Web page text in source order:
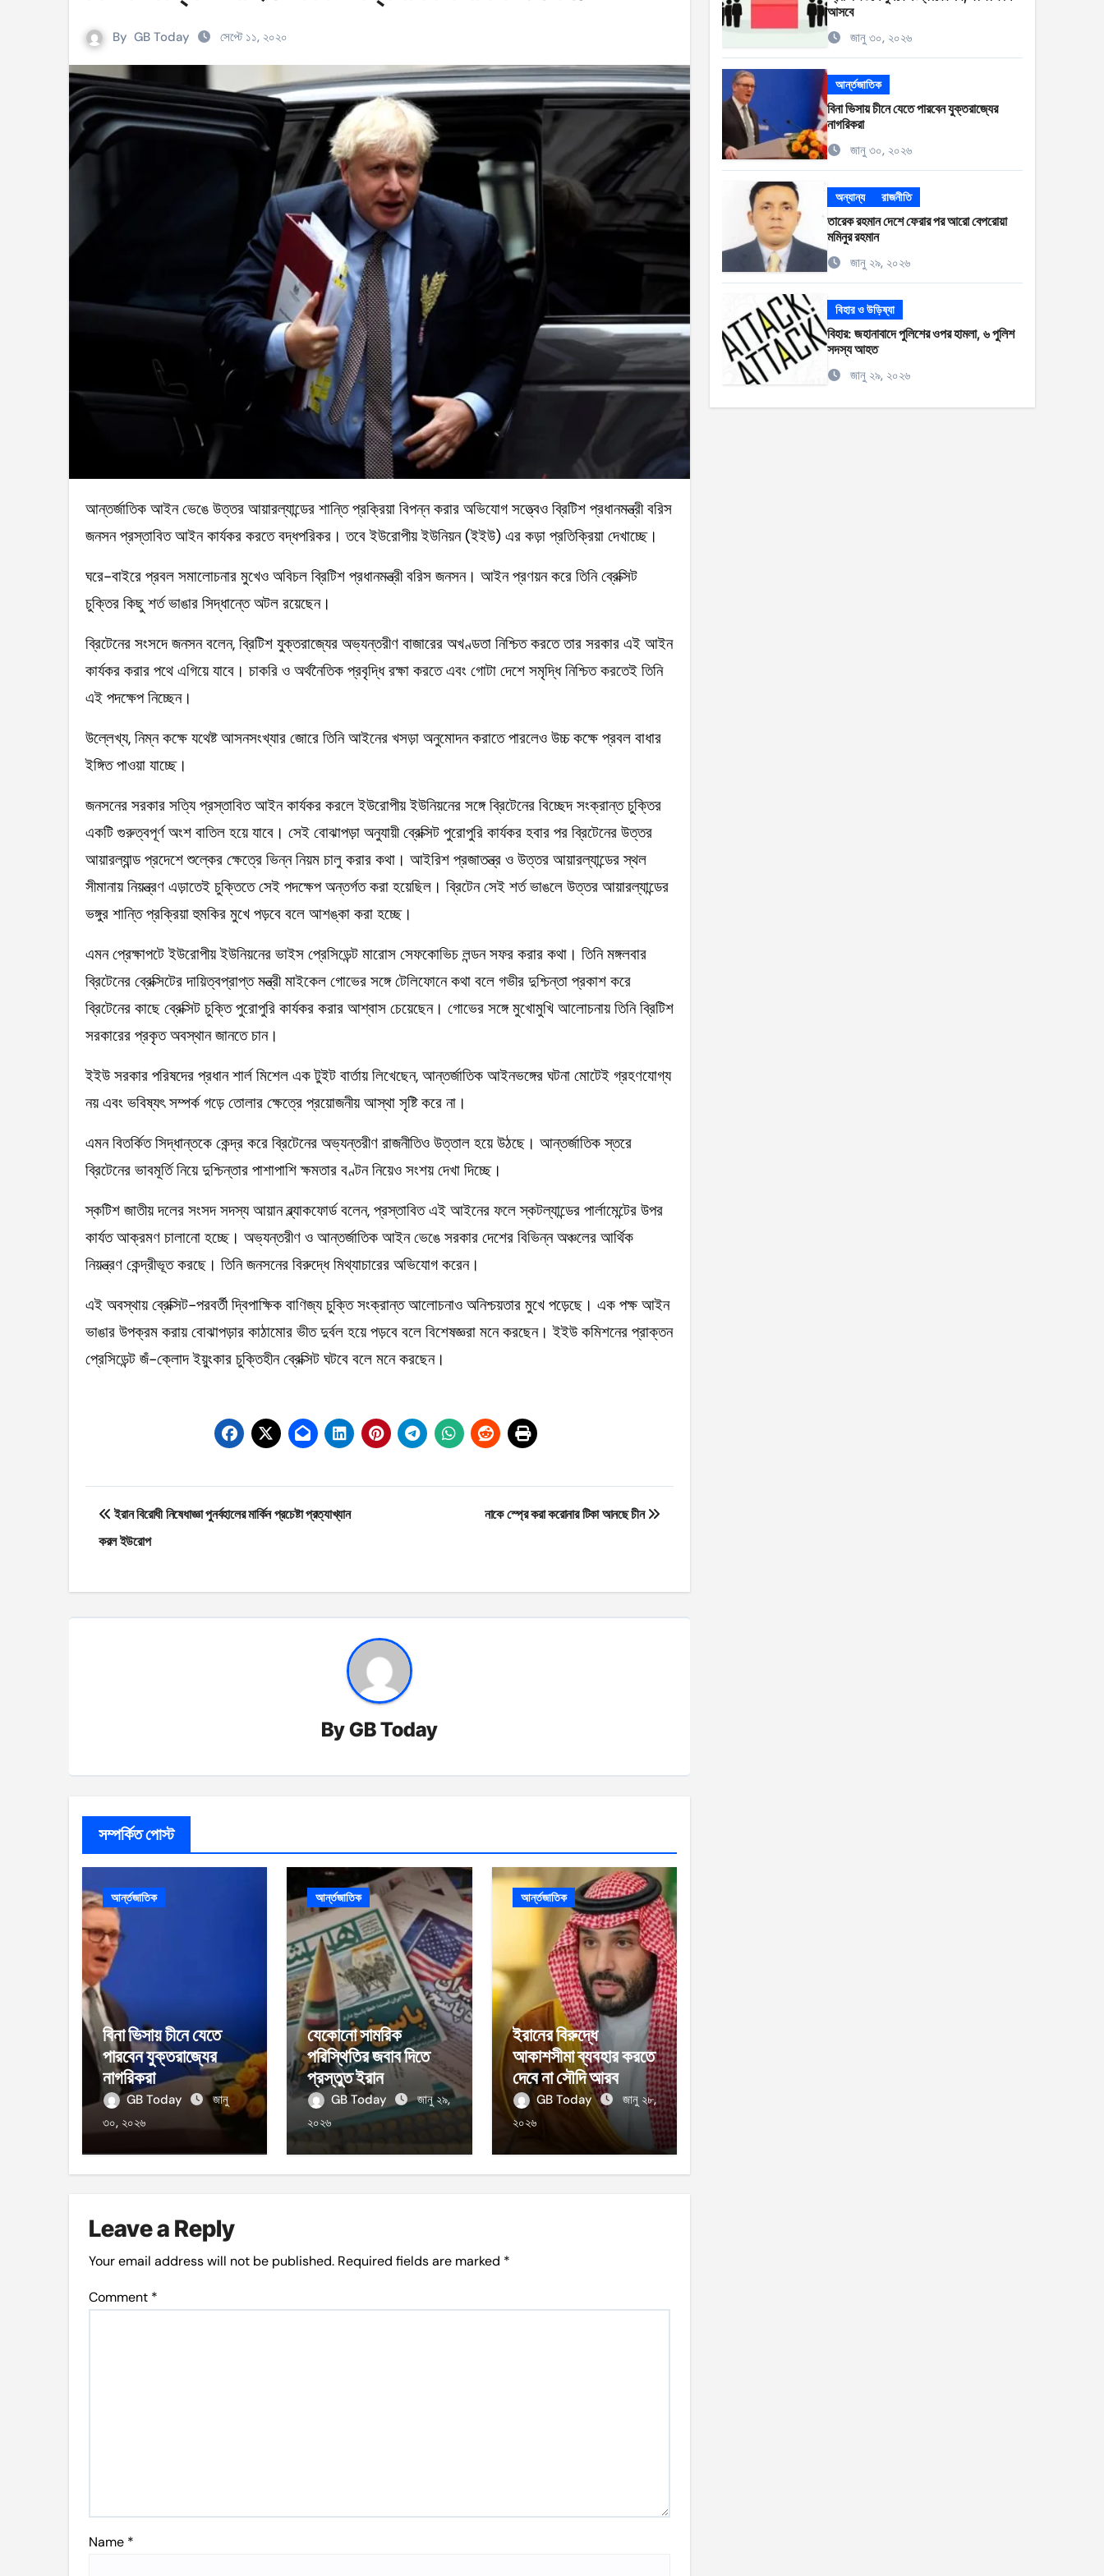
সহিংসতার ঘটনায় ঝিনাইগাতীর ইউএনও এবং ওসি প্রত্যাহার
টেংরাটিলা গ্যাসক্ষেত্রে বিস্ফোরণ: ৪২ মিলিয়ন ডলার ক্ষতিপূরণ পাচ্ছে বাংলাদেশ
শিক্ষকদের বাড়তি বেতন সুবিধার নতুন প্রজ্ঞাপন জারি
আইসিসি নারী টি–টুয়েন্টি বিশ্বকাপের টিকেট পেল বাংলাদেশ
মণিপুরে কুকি এবং নাগা জনগোষ্ঠীর মধ্যে উত্তেজনা! আগুনে পুড়ল বেশ কিছু বাড়ি
বেবিচক ভাগ করে রেগুলেটর ও অপারেটর নামে দুটি সংস্থা হচ্ছে
ইরানের বিরুদ্ধে আকাশসীমা ব্যবহার করতে দেবে না সৌদি আরব
পশ্চিমবঙ্গে ভোটের আগে সংখ্যালঘু ভোট নিয়ে সজাগ
‘হ্যাঁ’ জিতলে খুলবে সংস্কারের পথ, কী কী বদল আসবে
By GB Today সেপ্টে ১১, ২০২০
আন্তর্জাতিক আইন ভেঙে উত্তর আয়ারল্যান্ডের শান্তি প্রক্রিয়া বিপন্ন করার অভিযোগ সত্ত্বেও ব্রিটিশ প্রধানমন্ত্রী বরিস
জনসন প্রস্তাবিত আইন কার্যকর করতে বদ্ধপরিকর। তবে ইউরোপীয় ইউনিয়ন (ইইউ) এর কড়া প্রতিক্রিয়া দেখাচ্ছে।
ঘরে-বাইরে প্রবল সমালোচনার মুখেও অবিচল ব্রিটিশ প্রধানমন্ত্রী বরিস জনসন। আইন প্রণয়ন করে তিনি ব্রেক্সিট
চুক্তির কিছু শর্ত ভাঙার সিদ্ধান্তে অটল রয়েছেন।
ব্রিটেনের সংসদে জনসন বলেন, ব্রিটিশ যুক্তরাজ্যের অভ্যন্তরীণ বাজারের অখণ্ডতা নিশ্চিত করতে তার সরকার এই আইন
কার্যকর করার পথে এগিয়ে যাবে। চাকরি ও অর্থনৈতিক প্রবৃদ্ধি রক্ষা করতে এবং গোটা দেশে সমৃদ্ধি নিশ্চিত করতেই তিনি
এই পদক্ষেপ নিচ্ছেন।
উল্লেখ্য, নিম্ন কক্ষে যথেষ্ট আসনসংখ্যার জোরে তিনি আইনের খসড়া অনুমোদন করাতে পারলেও উচ্চ কক্ষে প্রবল বাধার
ইঙ্গিত পাওয়া যাচ্ছে।
জনসনের সরকার সত্যি প্রস্তাবিত আইন কার্যকর করলে ইউরোপীয় ইউনিয়নের সঙ্গে ব্রিটেনের বিচ্ছেদ সংক্রান্ত চুক্তির
একটি গুরুত্বপূর্ণ অংশ বাতিল হয়ে যাবে। সেই বোঝাপড়া অনুযায়ী ব্রেক্সিট পুরোপুরি কার্যকর হবার পর ব্রিটেনের উত্তর
আয়ারল্যান্ড প্রদেশে শুল্কের ক্ষেত্রে ভিন্ন নিয়ম চালু করার কথা। আইরিশ প্রজাতন্ত্র ও উত্তর আয়ারল্যান্ডের স্থল
সীমানায় নিয়ন্ত্রণ এড়াতেই চুক্তিতে সেই পদক্ষেপ অন্তর্গত করা হয়েছিল। ব্রিটেন সেই শর্ত ভাঙলে উত্তর আয়ারল্যান্ডের
ভঙ্গুর শান্তি প্রক্রিয়া হুমকির মুখে পড়বে বলে আশঙ্কা করা হচ্ছে।
এমন প্রেক্ষাপটে ইউরোপীয় ইউনিয়নের ভাইস প্রেসিডেন্ট মারোস সেফকোভিচ লন্ডন সফর করার কথা। তিনি মঙ্গলবার
ব্রিটেনের ব্রেক্সিটের দায়িত্বপ্রাপ্ত মন্ত্রী মাইকেল গোভের সঙ্গে টেলিফোনে কথা বলে গভীর দুশ্চিন্তা প্রকাশ করে
ব্রিটেনের কাছে ব্রেক্সিট চুক্তি পুরোপুরি কার্যকর করার আশ্বাস চেয়েছেন। গোভের সঙ্গে মুখোমুখি আলোচনায় তিনি ব্রিটিশ
সরকারের প্রকৃত অবস্থান জানতে চান।
ইইউ সরকার পরিষদের প্রধান শার্ল মিশেল এক টুইট বার্তায় লিখেছেন, আন্তর্জাতিক আইনভঙ্গের ঘটনা মোটেই গ্রহণযোগ্য
নয় এবং ভবিষ্যৎ সম্পর্ক গড়ে তোলার ক্ষেত্রে প্রয়োজনীয় আস্থা সৃষ্টি করে না।
এমন বিতর্কিত সিদ্ধান্তকে কেন্দ্র করে ব্রিটেনের অভ্যন্তরীণ রাজনীতিও উত্তাল হয়ে উঠছে। আন্তর্জাতিক স্তরে
ব্রিটেনের ভাবমূর্তি নিয়ে দুশ্চিন্তার পাশাপাশি ক্ষমতার বণ্টন নিয়েও সংশয় দেখা দিচ্ছে।
স্কটিশ জাতীয় দলের সংসদ সদস্য আয়ান ব্ল্যাকফোর্ড বলেন, প্রস্তাবিত এই আইনের ফলে স্কটল্যান্ডের পার্লামেন্টের উপর
কার্যত আক্রমণ চালানো হচ্ছে। অভ্যন্তরীণ ও আন্তর্জাতিক আইন ভেঙে সরকার দেশের বিভিন্ন অঞ্চলের আর্থিক
নিয়ন্ত্রণ কেন্দ্রীভূত করছে। তিনি জনসনের বিরুদ্ধে মিথ্যাচারের অভিযোগ করেন।
এই অবস্থায় ব্রেক্সিট-পরবর্তী দ্বিপাক্ষিক বাণিজ্য চুক্তি সংক্রান্ত আলোচনাও অনিশ্চয়তার মুখে পড়েছে। এক পক্ষ আইন
ভাঙার উপক্রম করায় বোঝাপড়ার কাঠামোর ভীত দুর্বল হয়ে পড়বে বলে বিশেষজ্ঞরা মনে করছেন। ইইউ কমিশনের প্রাক্তন
প্রেসিডেন্ট জঁ-ক্লোদ ইয়ুংকার চুক্তিহীন ব্রেক্সিট ঘটবে বলে মনে করছেন।
Post
navigation
ইরান বিরোধী নিষেধাজ্ঞা পুনর্বহালের মার্কিন প্রচেষ্টা প্রত্যাখ্যান
করল ইউরোপ
নাকে স্প্রে করা করোনার টিকা আনছে চীন
ByGB Today
সম্পর্কিত পোস্ট
আর্ন্তজাতিক
বিনা ভিসায় চীনে যেতে
পারবেন যুক্তরাজ্যের
নাগরিকরা
GB Today
জানু
৩০, ২০২৬
আর্ন্তজাতিক
যেকোনো সামরিক
পরিস্থিতির জবাব দিতে
প্রস্তুত ইরান
GB Today
জানু ২৯,
২০২৬
আর্ন্তজাতিক
ইরানের বিরুদ্ধে
আকাশসীমা ব্যবহার করতে
দেবে না সৌদি আরব
GB Today
জানু ২৮,
২০২৬
Leave a Reply
Your email address will not be published. Required fields are marked *
Comment *
Name *
আসবে
জানু ৩০, ২০২৬
আর্ন্তজাতিক
বিনা ভিসায় চীনে যেতে পারবেন যুক্তরাজ্যের
নাগরিকরা
জানু ৩০, ২০২৬
অন্যান্য রাজনীতি
তারেক রহমান দেশে ফেরার পর আরো বেপরোয়া
মমিনুর রহমান
জানু ২৯, ২০২৬
বিহার ও উড়িষ্যা
বিহার: জহানাবাদে পুলিশের ওপর হামলা, ৬ পুলিশ
সদস্য আহত
জানু ২৯, ২০২৬